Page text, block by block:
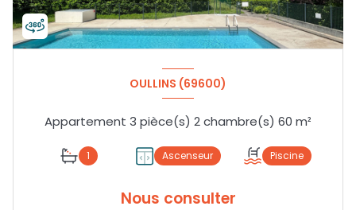
OULLINS (69600)
Appartement 3 pièce(s) 2 chambre(s) 60 m²
1 Ascenseur Piscine
Nous consulter